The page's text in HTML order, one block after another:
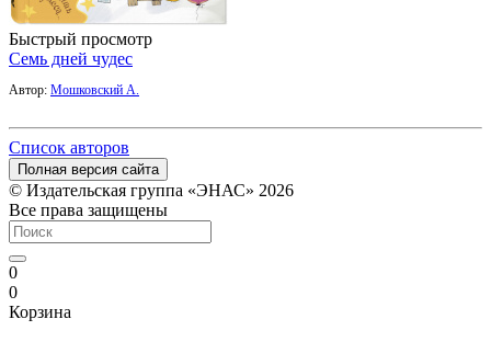
Быстрый просмотр
Семь дней чудес
Автор: Мошковский А.
Список авторов
Полная версия сайта
© Издательская группа «ЭНАС» 2026
Все права защищены
0
0
Корзина